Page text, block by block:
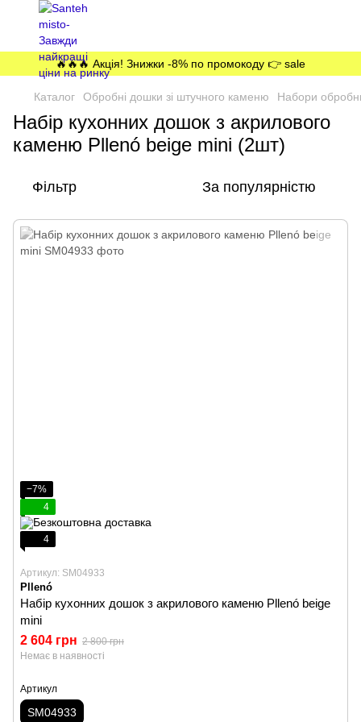
🔥🔥🔥 Акція! Знижки -8% по промокоду 👉 sale
Каталог Обробні дошки зі штучного каменю Набори
Набір кухонних дошок з акрилового
каменю Pllenó beige mini (2шт)
Фільтр За популярністю
−7%
4
4
Артикул: SM04933
Pllenó
Набір кухонних дошок з акрилового каменю Pllenó beige
mini
2 604 грн 2 800 грн
Немає в наявності
Артикул
SM04933